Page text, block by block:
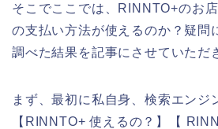
そこでここでは、RINNTO+のお
の支払い方法が使えるのか？疑問
調べた結果を記事にさせていただ
まず、最初に私自身、検索エンジ
【RINNTO+ 使えるの？】【